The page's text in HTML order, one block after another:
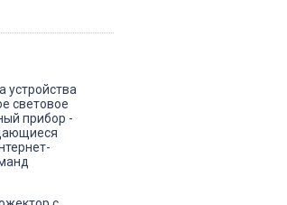
устройства
световое
прибор -